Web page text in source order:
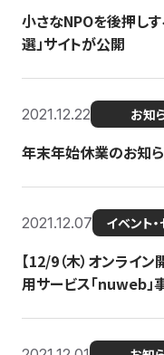
小さなNPOを後押し
選」サイトが公開
2021.12.22 お知
年末年始休業のお知
2021.12.07 イベント
【12/9（木）オンライ
用サービス「nuweb」